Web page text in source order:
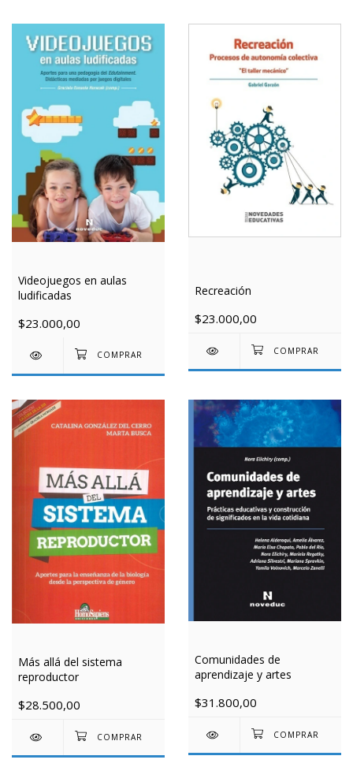
Videojuegos en aulas
ludificadas
$23.000,00
Recreación
$23.000,00
Más allá del sistema
reproductor
$28.500,00
Comunidades de
aprendizaje y artes
$31.800,00